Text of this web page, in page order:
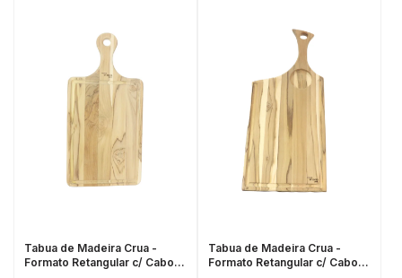
Tabua de Madeira Crua -
Formato Retangular c/ Cabo
Tabua de Madeira Crua -
Formato Retangular c/ Cabo e